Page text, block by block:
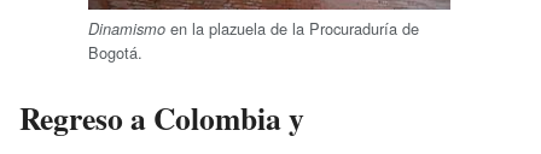
Dinamismo en la plazuela de la Procuraduría de
Bogotá.
Regreso a Colombia y